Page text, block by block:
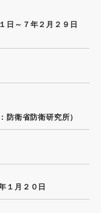
～７年２月２９日
衛省防衛研究所）
１月２０日